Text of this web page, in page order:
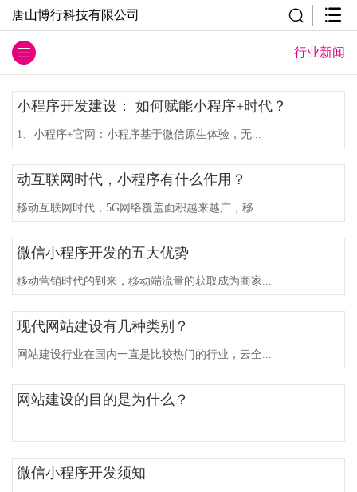
唐山博行科技有限公司
行业新闻
小程序开发建设： 如何赋能小程序+时代？
1、小程序+官网：小程序基于微信原生体验，无...
动互联网时代，小程序有什么作用？
移动互联网时代，5G网络覆盖面积越来越广，移...
微信小程序开发的五大优势
移动营销时代的到来，移动端流量的获取成为商家...
现代网站建设有几种类别？
网站建设行业在国内一直是比较热门的行业，云全...
网站建设的目的是为什么？
...
微信小程序开发须知